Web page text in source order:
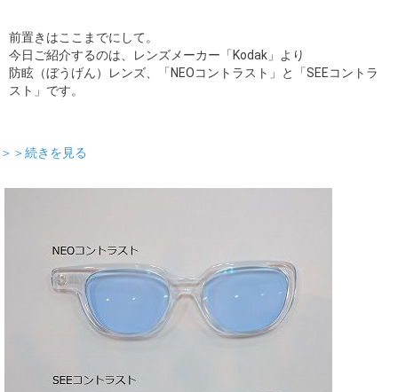
前置きはここまでにして。
今日ご紹介するのは、レンズメーカー「Kodak」より
防眩（ぼうげん）レンズ、「NEOコントラスト」と「SEEコントラ
スト」です。
＞＞続きを見る